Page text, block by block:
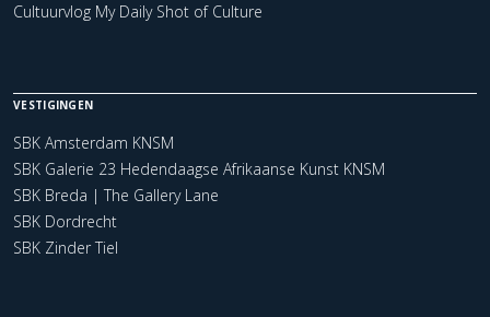
Cultuurvlog My Daily Shot of Culture
VESTIGINGEN
SBK Amsterdam KNSM
SBK Galerie 23 Hedendaagse Afrikaanse Kunst KNSM
SBK Breda | The Gallery Lane
SBK Dordrecht
SBK Zinder Tiel